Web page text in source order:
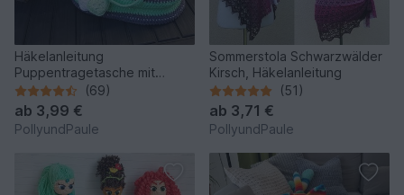
Häkelanleitung
Puppentragetasche mit
Babydecke & Kissen
(69)
ab 3,99 €
PollyundPaule
Sommerstola Schwarzwälder
Kirsch, Häkelanleitung
(51)
ab 3,71 €
PollyundPaule